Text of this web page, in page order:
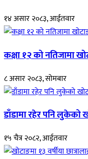
१४ असार २०८३, आईतवार
कक्षा १२ को नतिजामा
८ असार २०८३, सोमबार
डाँडामा रहेर पनि लुकेको
१५ चैत्र २०८२, आईतवार